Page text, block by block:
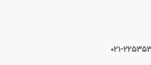
۲۲۵۳۵۳۱۶